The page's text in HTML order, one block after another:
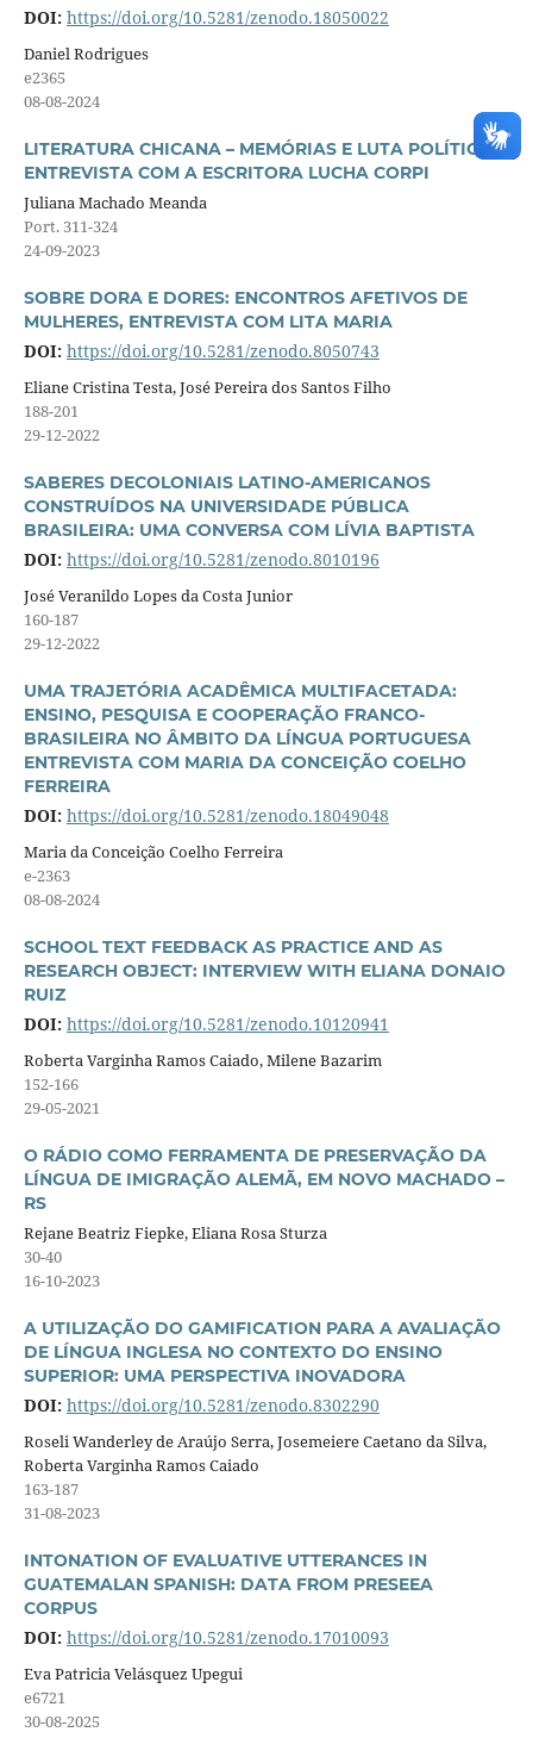
DOI: https://doi.org/10.5281/zenodo.18050022
Daniel Rodrigues
e2365
08-08-2024
LITERATURA CHICANA – MEMÓRIAS E LUTA POLÍTICA:
ENTREVISTA COM A ESCRITORA LUCHA CORPI
Juliana Machado Meanda
Port. 311-324
24-09-2023
SOBRE DORA E DORES: ENCONTROS AFETIVOS DE
MULHERES, ENTREVISTA COM LITA MARIA
DOI: https://doi.org/10.5281/zenodo.8050743
Eliane Cristina Testa, José Pereira dos Santos Filho
188-201
29-12-2022
SABERES DECOLONIAIS LATINO-AMERICANOS
CONSTRUÍDOS NA UNIVERSIDADE PÚBLICA
BRASILEIRA: UMA CONVERSA COM LÍVIA BAPTISTA
DOI: https://doi.org/10.5281/zenodo.8010196
José Veranildo Lopes da Costa Junior
160-187
29-12-2022
UMA TRAJETÓRIA ACADÊMICA MULTIFACETADA:
ENSINO, PESQUISA E COOPERAÇÃO FRANCO-
BRASILEIRA NO ÂMBITO DA LÍNGUA PORTUGUESA
ENTREVISTA COM MARIA DA CONCEIÇÃO COELHO
FERREIRA
DOI: https://doi.org/10.5281/zenodo.18049048
Maria da Conceição Coelho Ferreira
e-2363
08-08-2024
SCHOOL TEXT FEEDBACK AS PRACTICE AND AS
RESEARCH OBJECT: INTERVIEW WITH ELIANA DONAIO
RUIZ
DOI: https://doi.org/10.5281/zenodo.10120941
Roberta Varginha Ramos Caiado, Milene Bazarim
152-166
29-05-2021
O RÁDIO COMO FERRAMENTA DE PRESERVAÇÃO DA
LÍNGUA DE IMIGRAÇÃO ALEMÃ, EM NOVO MACHADO –
RS
Rejane Beatriz Fiepke, Eliana Rosa Sturza
30-40
16-10-2023
A UTILIZAÇÃO DO GAMIFICATION PARA A AVALIAÇÃO
DE LÍNGUA INGLESA NO CONTEXTO DO ENSINO
SUPERIOR: UMA PERSPECTIVA INOVADORA
DOI: https://doi.org/10.5281/zenodo.8302290
Roseli Wanderley de Araújo Serra, Josemeiere Caetano da Silva,
Roberta Varginha Ramos Caiado
163-187
31-08-2023
INTONATION OF EVALUATIVE UTTERANCES IN
GUATEMALAN SPANISH: DATA FROM PRESEEA
CORPUS
DOI: https://doi.org/10.5281/zenodo.17010093
Eva Patricia Velásquez Upegui
e6721
30-08-2025